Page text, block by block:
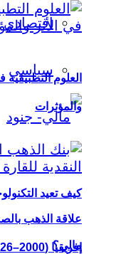
اقتصادي
سياسي
كيف تعيد
مالي؟
العلوم التطبيقية
والمؤثرات
علاقة الذهب
إفريقيا (2000–2026)